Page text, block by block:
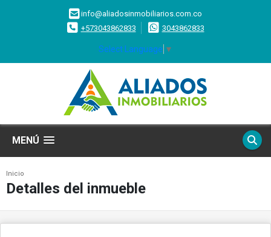
info@aliadosinmobiliarios.com.co
+573043862833
3043862833
Select Language ▼
MENÚ
Inicio
Detalles del inmueble